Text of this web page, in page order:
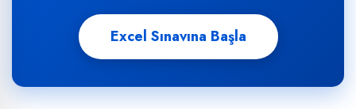
Excel Sınavına Başla